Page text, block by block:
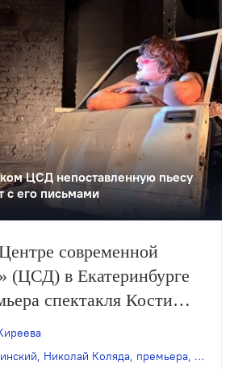
ЦСД непоставленную пьесу
с его письмами
современной
(ЦСД) в Екатеринбурге
спектакля Кости
и Кузнецов» по
Николая Коляды.
, Николай Коляда, премьера,